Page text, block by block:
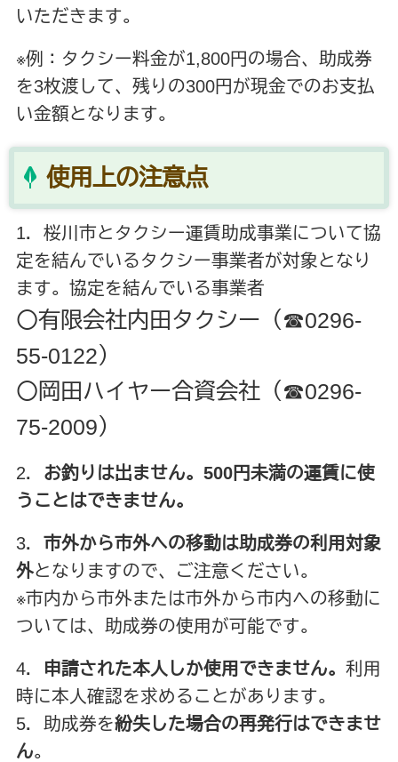
いただきます。
※例：タクシー料金が1,800円の場合、助成券
を3枚渡して、残りの300円が現金でのお支払
い金額となります。
使用上の注意点
1．桜川市とタクシー運賃助成事業について協
定を結んでいるタクシー事業者が対象となり
ます。協定を結んでいる事業者
〇有限会社内田タクシー（☎0296-
55-0122）
〇岡田ハイヤー合資会社（☎0296-
75-2009）
2． お釣りは出ません。500円未満の運賃に使
うことはできません。
3． 市外から市外への移動は助成券の利用対象
外となりますので、ご注意ください。
※市内から市外または市外から市内への移動に
ついては、助成券の使用が可能です。
4． 申請された本人しか使用できません。 利用
時に本人確認を求めることがあります。
5．助成券を紛失した場合の再発行はできませ
ん。